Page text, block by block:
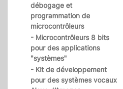
débogage et
programmation de
microcontrôleurs
- Microcontrôleurs 8 bits
pour des applications
"systèmes"
- Kit de développement
pour des systèmes vocaux